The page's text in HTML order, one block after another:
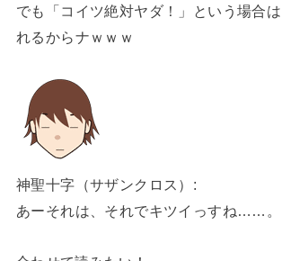
でも「コイツ絶対ヤダ！」という場合
れるからナｗｗｗ
神聖十字（サザンクロス）:
あーそれは、それでキツイっすね……。